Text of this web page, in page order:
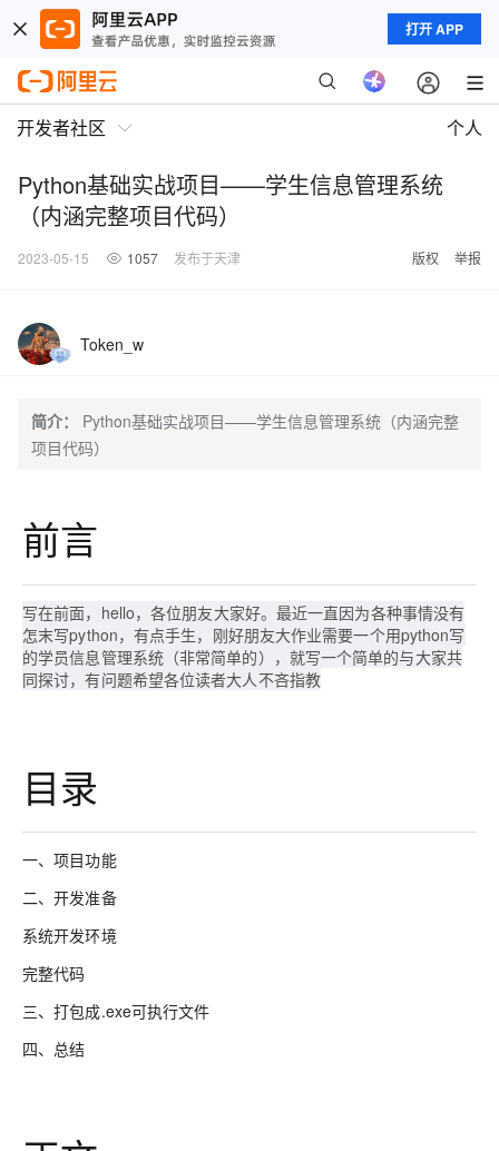
打开 APP
开发者社区 个人
Python基础实战项目——学生信息管理系统
（内涵完整项目代码）
2023-05-15 1057 发布于天津 版权 举报
Token_w
简介：
Python基础实战项目——学生信息管理系统（内涵完整
项目代码）
前言
写在前面，hello，各位朋友大家好。最近一直因为各种事情没有
怎末写python，有点手生，刚好朋友大作业需要一个用python写
的学员信息管理系统（非常简单的），就写一个简单的与大家共
同探讨，有问题希望各位读者大人不吝指教
目录
一、项目功能
二、开发准备
系统开发环境
完整代码
三、打包成.exe可执行文件
四、总结